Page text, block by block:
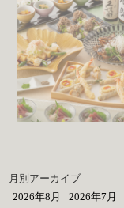
月別アーカイブ
2026年8月
2026年7月